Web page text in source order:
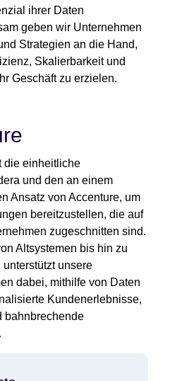
ihrer Daten
geben wir Unternehmen
Strategien an die Hand,
Skalierbarkeit und
Geschäft zu erzielen.
die einheitliche
und den an einem
Ansatz von Accenture, um
bereitzustellen, die auf
zugeschnitten sind.
Altsystemen bis hin zu
unsere
dabei, mithilfe von Daten
Kundenerlebnisse,
bahnbrechende